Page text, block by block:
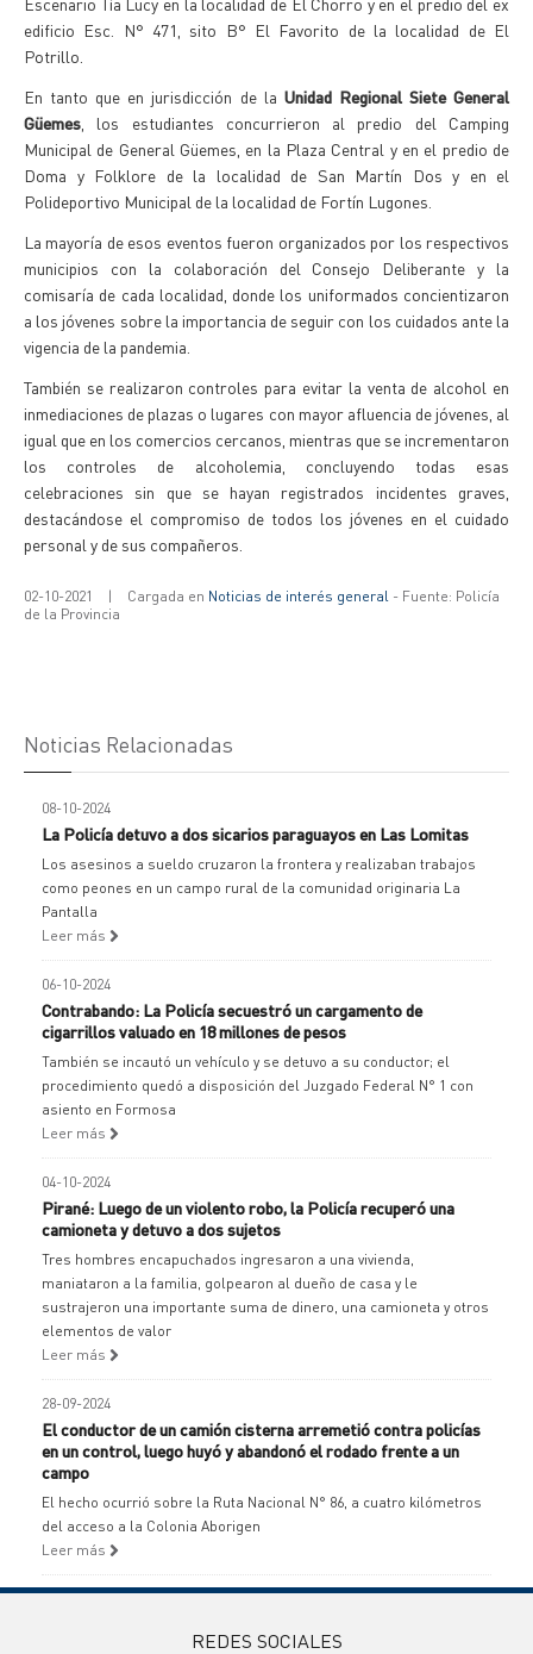
edificio Esc. N° 471, sito B° El Favorito de la localidad de El
Potrillo.
En tanto que en jurisdicción de la Unidad Regional Siete General
Güemes , los estudiantes concurrieron al predio del Camping
Municipal de General Güemes, en la Plaza Central y en el predio de
Doma y Folklore de la localidad de San Martín Dos y en el
Polideportivo Municipal de la localidad de Fortín Lugones.
La mayoría de esos eventos fueron organizados por los respectivos
municipios con la colaboración del Consejo Deliberante y la
comisaría de cada localidad, donde los uniformados concientizaron
a los jóvenes sobre la importancia de seguir con los cuidados ante la
vigencia de la pandemia.
También se realizaron controles para evitar la venta de alcohol en
inmediaciones de plazas o lugares con mayor afluencia de jóvenes, al
igual que en los comercios cercanos, mientras que se incrementaron
los controles de alcoholemia, concluyendo todas esas
celebraciones sin que se hayan registrados incidentes graves,
destacándose el compromiso de todos los jóvenes en el cuidado
personal y de sus compañeros.
02-10-2021 | Cargada en Noticias de interés general - Fuente: Policía
de la Provincia
Noticias Relacionadas
08-10-2024
La Policía detuvo a dos sicarios paraguayos en Las Lomitas
Los asesinos a sueldo cruzaron la frontera y realizaban trabajos
como peones en un campo rural de la comunidad originaria La
Pantalla
Leer más
06-10-2024
Contrabando: La Policía secuestró un cargamento de
cigarrillos valuado en 18 millones de pesos
También se incautó un vehículo y se detuvo a su conductor; el
procedimiento quedó a disposición del Juzgado Federal N° 1 con
asiento en Formosa
Leer más
04-10-2024
Pirané: Luego de un violento robo, la Policía recuperó una
camioneta y detuvo a dos sujetos
Tres hombres encapuchados ingresaron a una vivienda,
maniataron a la familia, golpearon al dueño de casa y le
sustrajeron una importante suma de dinero, una camioneta y otros
elementos de valor
Leer más
28-09-2024
El conductor de un camión cisterna arremetió contra policías
en un control, luego huyó y abandonó el rodado frente a un
campo
El hecho ocurrió sobre la Ruta Nacional N° 86, a cuatro kilómetros
del acceso a la Colonia Aborigen
Leer más
REDES SOCIALES